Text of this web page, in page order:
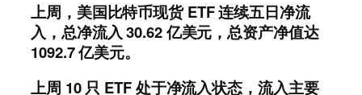
上周，美国比特币现货 ETF 连续五日净流
入，总净流入 30.62 亿美元，总资产净值达
1092.7 亿美元。
上周 10 只 ETF 处于净流入状态，流入主要